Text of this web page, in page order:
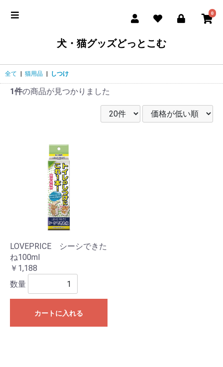
0
犬・猫グッズどっとこむ
全て 猫用品 しつけ
1件の商品が見つかりました
LOVEPRICE シーシできた
ね100ml
￥1,188
数量
カートに入れる